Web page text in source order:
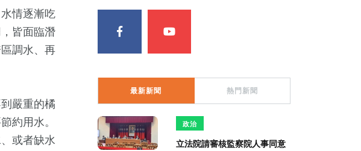
情逐漸吃
皆面臨潛
調水、再
嚴重的橘
約用水。
或者缺水
最新新聞 熱門新聞
政治
立法院請審核監察院人事同意